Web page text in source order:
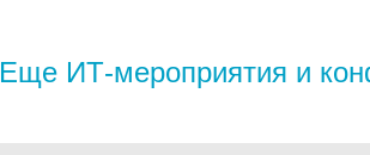
Еще ИТ-мероприятия и